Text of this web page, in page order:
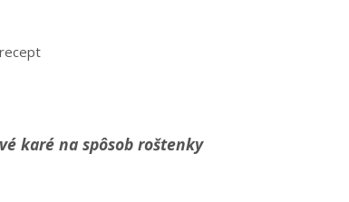
karé na spôsob roštenky